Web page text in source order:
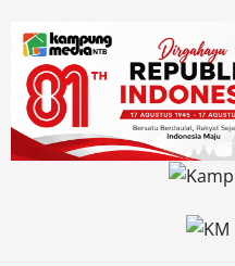
content